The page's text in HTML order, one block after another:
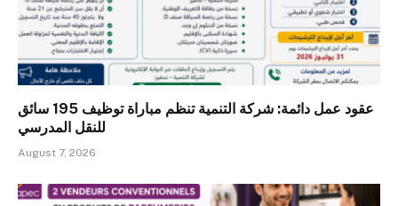
عقود عمل دائمة: شركة التنمية تنظم مباراة توظيف 195 سائق
للنقل المدرسي
August 7, 2026